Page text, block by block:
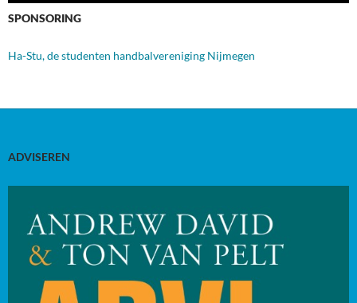
SPONSORING
Ha-Stu, de studenten handbalvereniging Nijmegen
ADVISEREN